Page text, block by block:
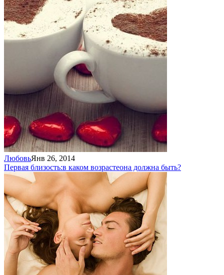
ЛюбовьЯнв 26, 2014
Первая близость:в каком возрастеона должна быть?